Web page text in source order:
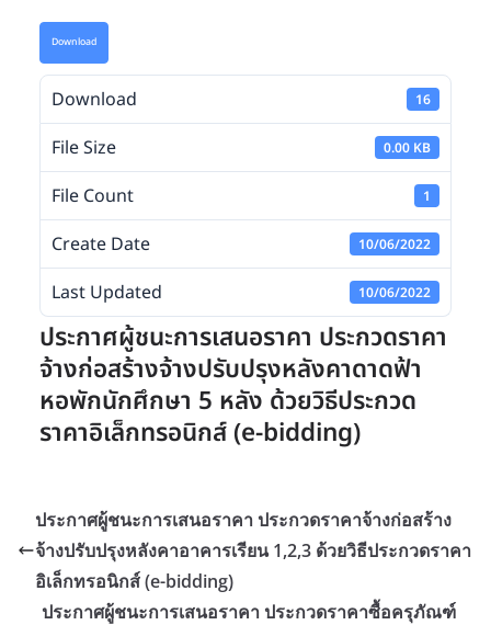
Download
Download 16
File Size 0.00 KB
File Count 1
Create Date 10/06/2022
Last Updated 10/06/2022
ประกาศผู้ชนะการเสนอราคา ประกวดราคา
จ้างก่อสร้างจ้างปรับปรุงหลังคาดาดฟ้า
หอพักนักศึกษา 5 หลัง ด้วยวิธีประกวด
ราคาอิเล็กทรอนิกส์ (e-bidding)
ประกาศผู้ชนะการเสนอราคา ประกวดราคาจ้างก่อสร้าง
จ้างปรับปรุงหลังคาอาคารเรียน 1,2,3 ด้วยวิธีประกวดราคา
อิเล็กทรอนิกส์ (e-bidding)
ประกาศผู้ชนะการเสนอราคา ประกวดราคาซื้อครุภัณฑ์